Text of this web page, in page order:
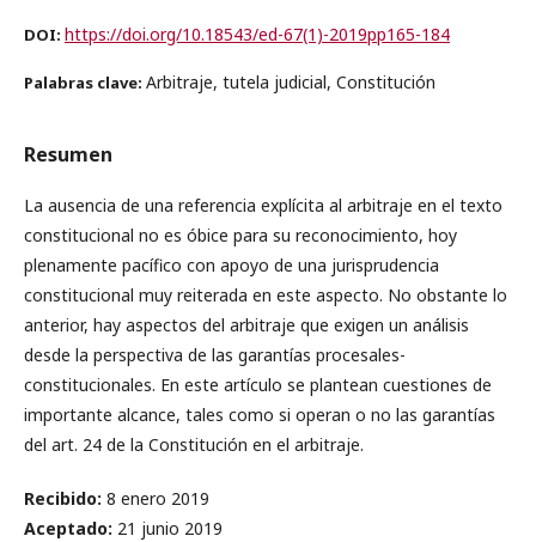
DOI: https://doi.org/10.18543/ed-67(1)-2019pp165-184
Palabras clave: Arbitraje, tutela judicial, Constitución
Resumen
La ausencia de una referencia explícita al arbitraje en el texto
constitucional no es óbice para su reconocimiento, hoy
plenamente pacífico con apoyo de una jurisprudencia
constitucional muy reiterada en este aspecto. No obstante lo
anterior, hay aspectos del arbitraje que exigen un análisis
desde la perspectiva de las garantías procesales-
constitucionales. En este artículo se plantean cuestiones de
importante alcance, tales como si operan o no las garantías
del art. 24 de la Constitución en el arbitraje.
Recibido: 8 enero 2019
Aceptado: 21 junio 2019